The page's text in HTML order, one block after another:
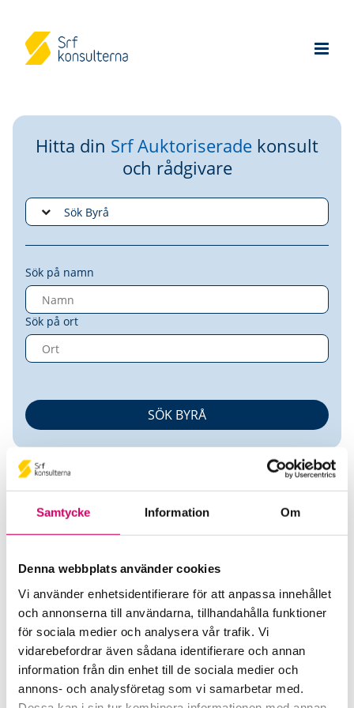
Samtycke Information Om
Denna webbplats använder cookies
Vi använder enhetsidentifierare för att anpassa innehållet
och annonserna till användarna, tillhandahålla funktioner
för sociala medier och analysera vår trafik. Vi
vidarebefordrar även sådana identifierare och annan
information från din enhet till de sociala medier och
annons- och analysföretag som vi samarbetar med.
Hitta din Srf Auktoriserade konsult
och rådgivare
Sök på namn
Sök på ort
Linnea Abrahamsson
Auktoriserad Redovisningskonsult
Liab Redovisning AB
Falun
Telefon